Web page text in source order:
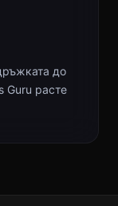
до
Guru расте